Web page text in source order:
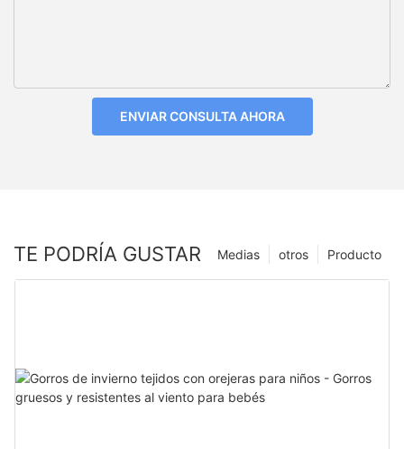
ENVIAR CONSULTA AHORA
TE PODRÍA GUSTAR Producto
otros
Medias